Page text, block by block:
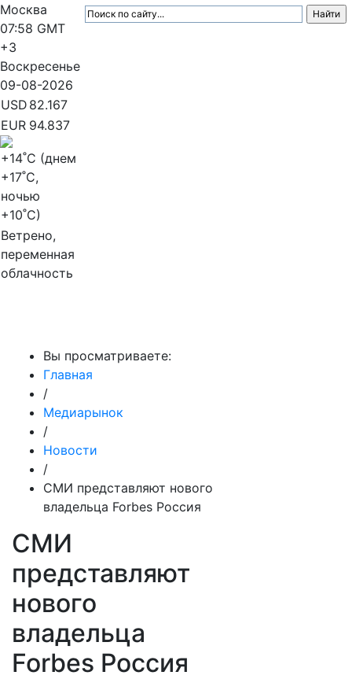
Москва
07:58 GMT
+3
Воскресенье
09-08-2026
USD 82.167
EUR 94.837
+14˚C (днем
+17˚C,
ночью
+10˚C)
Ветрено,
переменная
облачность
Вы просматриваете:
Главная
/
Медиарынок
/
Новости
/
СМИ представляют нового
владельца Forbes Россия
СМИ
представляют
нового
владельца
Forbes Россия